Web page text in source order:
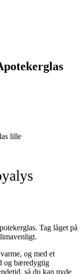
lille
Tag låget på
og med et
og bæredygtig
så du kan nyde